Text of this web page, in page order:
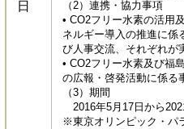
日
（2）連携・協力事項
• CO2フリー水素の活用
ネルギー導入の推進に係
び人事交流、それぞれが
• CO2フリー水素及び福
の広報・啓発活動に係る
（3）期間
2016年5月17日から
※東京オリンピック・パ